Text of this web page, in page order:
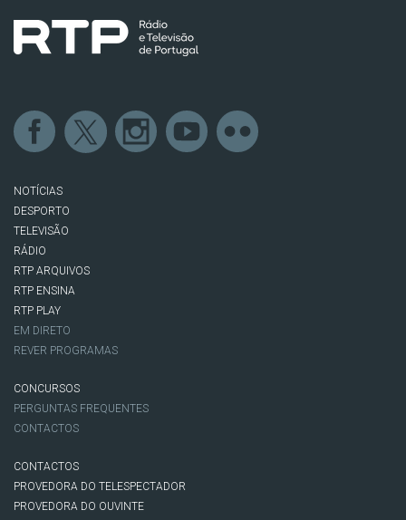
NOTÍCIAS
DESPORTO
TELEVISÃO
RÁDIO
RTP ARQUIVOS
RTP ENSINA
RTP PLAY
EM DIRETO
REVER PROGRAMAS
CONCURSOS
PERGUNTAS FREQUENTES
CONTACTOS
CONTACTOS
PROVEDORA DO TELESPECTADOR
PROVEDORA DO OUVINTE